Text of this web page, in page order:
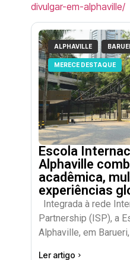
divulgar-em-alphaville/
ALPHAVILLE
MERECE DESTAQUE
Escola
Alphaville
acadêmica,
experiências
Integrada à rede
Partnership (ISP), a
Alphaville, em
Ler artigo